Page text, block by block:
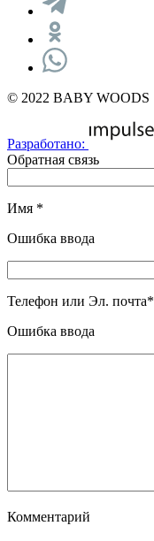
© 2022 BABY WOODS
Разработано:
Обратная связь
Имя *
Ошибка ввода
Телефон или Эл. почта*
Ошибка ввода
Комментарий